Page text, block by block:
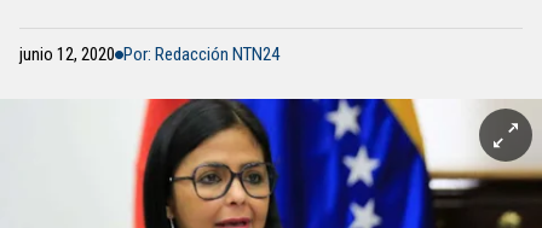
junio 12, 2020 Por: Redacción NTN24